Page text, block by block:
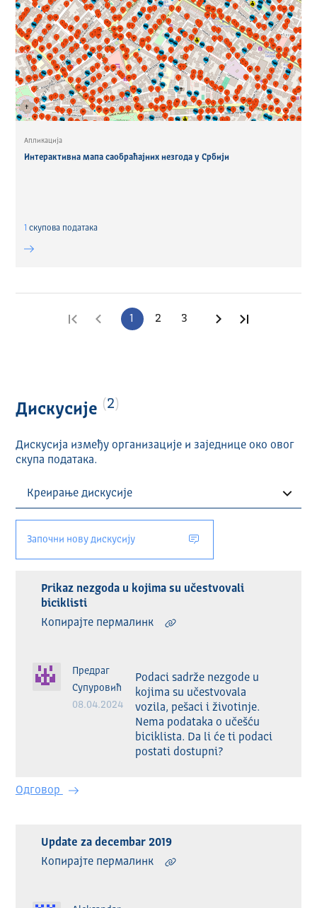
Апликација
Интерактивна мапа саобраћајних незгода у Србији
скуповa података
Прва странаПретходна страна
1 2 3 Следећа страна
Дискусије 2
Дискусија између организације и заједнице око овог
скупа података.
Започни нову дискусију
Prikaz nezgoda u kojima su učestvovali
biciklisti
Копирајте пермалинк
Предраг
Супуровић
08.04.2024
Podaci sadrže nezgode u
kojima su učestvovala
vozila, pešaci i životinje.
Nema podataka o učešću
biciklista. Da li će ti podaci
postati dostupni?
Одговор
Update za decembar 2019
Копирајте пермалинк